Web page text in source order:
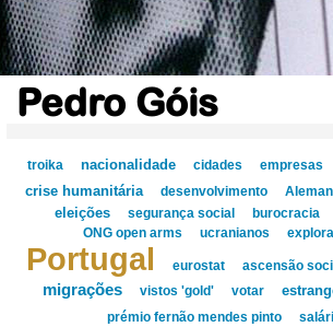
Pedro Góis
troika nacionalidade cidades empresas
crise humanitária
desenvolvimento
eleições segurança social burocracia
ONG open arms
ucranianos
Portugal eurostat ascensão
migrações vistos 'gold' votar
prémio fernão mendes pinto